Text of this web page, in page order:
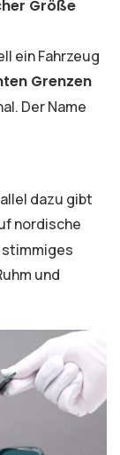
Größe
ein Fahrzeug
Grenzen
Der Name
dazu gibt
nordische
und